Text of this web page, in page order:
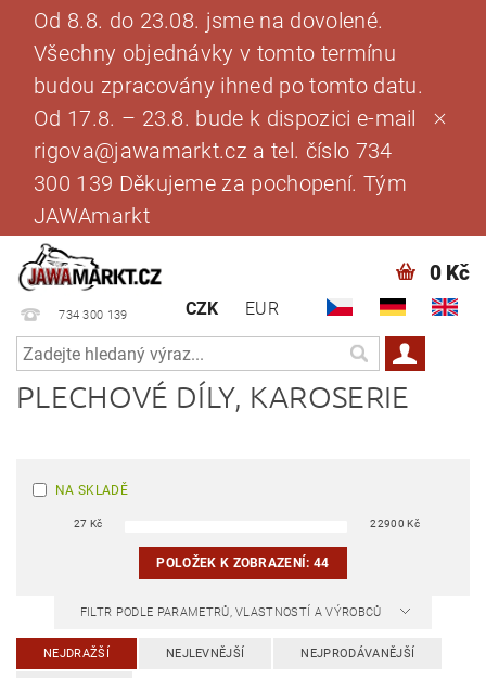
Od 8.8. do 23.08. jsme na dovolené.
Všechny objednávky v tomto termínu
budou zpracovány ihned po tomto datu.
Od 17.8. – 23.8. bude k dispozici e-mail
rigova@jawamarkt.cz a tel. číslo 734
300 139 Děkujeme za pochopení. Tým
JAWAmarkt
734 300 139 CZK EUR
0 Kč
PLECHOVÉ DÍLY, KAROSERIE
NA SKLADĚ
27 Kč 22900 Kč
POLOŽEK K ZOBRAZENÍ:44
FILTR PODLE PARAMETRŮ, VLASTNOSTÍ A VÝROBCŮ
NEJDRAŽŠÍ NEJLEVNĚJŠÍ NEJPRODÁVANĚJŠÍ